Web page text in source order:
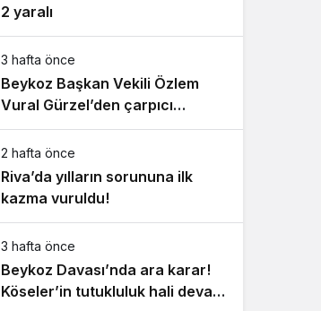
2 yaralı
3 hafta önce
Beykoz Başkan Vekili Özlem
Vural Gürzel’den çarpıcı
açıklamalar!
2 hafta önce
Riva’da yılların sorununa ilk
kazma vuruldu!
3 hafta önce
Beykoz Davası’nda ara karar!
Köseler’in tutukluluk hali devam